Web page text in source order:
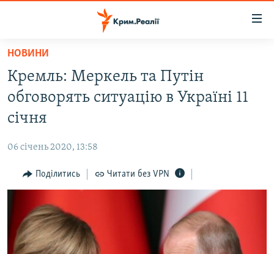
Перейти
основного
матеріалу
Перейти
до
основної
Перейти
до
ВОДА.КРИМ
ВІДЕО ТА ФОТО
БЛОГИ
ПОГЛЯД
ВСЕ ЗА ДЕНЬ
СПЕЦПРОЕКТИ
НОВИНИ
Кремль: Меркель та Путін
обговорять ситуацію в Україні 11
січня
06 січень 2020, 13:58
Поділитись Читати без VPN